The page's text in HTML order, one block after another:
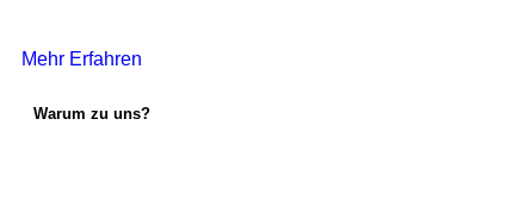
Mehr Erfahren
Warum zu uns?